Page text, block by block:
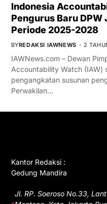
Indonesia
Pengurus Baru DPW
Periode 2025-2028
BYREDAKSI IAWNEWS 2
IAWNews.com – Dewan
Accountability Watch (IAW)
pengangkatan susunan
Perwakilan…
Kantor Redaksi :
Gedung Mandira
Jl. RP. Soeroso No.33,